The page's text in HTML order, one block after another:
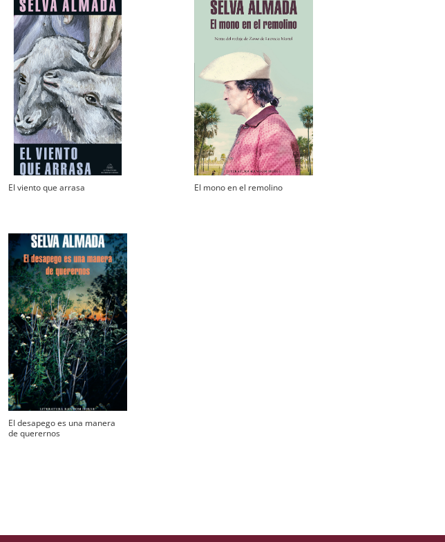
El viento que arrasa El mono en el remolino
El desapego es una manera
de querernos